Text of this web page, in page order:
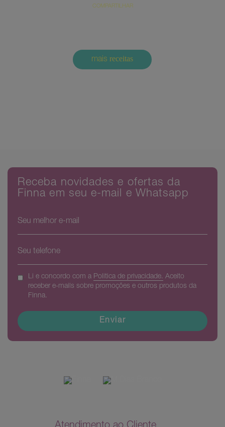
COMPARTILHAR
mais receitas
Receba novidades e ofertas da
Finna em seu e-mail e Whatsapp
Li e concordo com a Politica de privacidade. Aceito
receber e-mails sobre promoções e outros produtos da
Finna.
Enviar